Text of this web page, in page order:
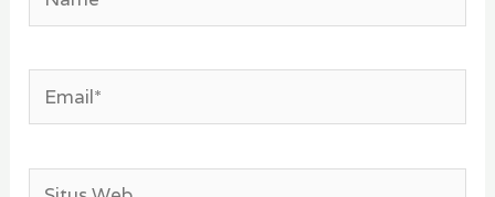
Email*
Situs